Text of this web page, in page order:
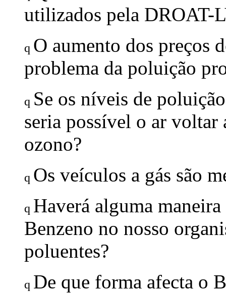
utilizados pela DROAT-
q O aumento dos preços
problema da poluição
q Se os níveis de
seria possível o ar voltar
ozono?
q Os veículos a gás são
q Haverá alguma
Benzeno no nosso
poluentes?
q De que forma afecta o